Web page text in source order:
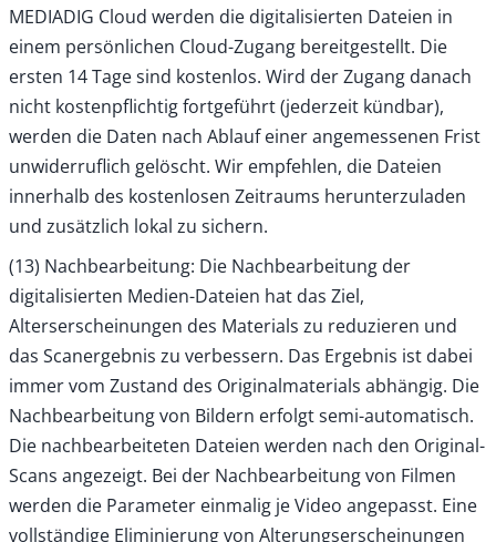
MEDIADIG Cloud werden die digitalisierten Dateien in
einem persönlichen Cloud-Zugang bereitgestellt. Die
ersten 14 Tage sind kostenlos. Wird der Zugang danach
nicht kostenpflichtig fortgeführt (jederzeit kündbar),
werden die Daten nach Ablauf einer angemessenen Frist
unwiderruflich gelöscht. Wir empfehlen, die Dateien
innerhalb des kostenlosen Zeitraums herunterzuladen
und zusätzlich lokal zu sichern.
(13) Nachbearbeitung: Die Nachbearbeitung der
digitalisierten Medien-Dateien hat das Ziel,
Alterserscheinungen des Materials zu reduzieren und
das Scanergebnis zu verbessern. Das Ergebnis ist dabei
immer vom Zustand des Originalmaterials abhängig. Die
Nachbearbeitung von Bildern erfolgt semi-automatisch.
Die nachbearbeiteten Dateien werden nach den Original-
Scans angezeigt. Bei der Nachbearbeitung von Filmen
werden die Parameter einmalig je Video angepasst. Eine
vollständige Eliminierung von Alterungserscheinungen